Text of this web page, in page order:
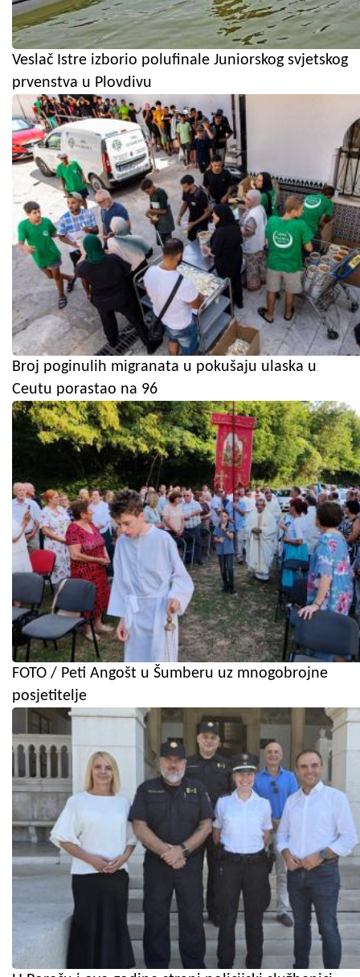
Veslač Istre izborio polufinale Juniorskog svjetskog
prvenstva u Plovdivu
Broj poginulih migranata u pokušaju ulaska u
Ceutu porastao na 96
FOTO / Peti Angošt u Šumberu uz mnogobrojne
posjetitelje